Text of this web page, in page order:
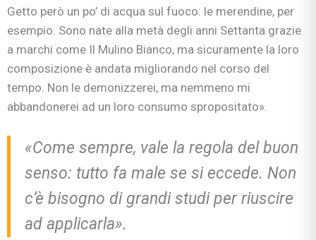
Getto però un po’ di acqua sul fuoco: le merendine, per
esempio. Sono nate alla metà degli anni Settanta grazie
a marchi come Il Mulino Bianco, ma sicuramente la loro
composizione è andata migliorando nel corso del
tempo. Non le demonizzerei, ma nemmeno mi
abbandonerei ad un loro consumo spropositato»
«Come sempre, vale la regola del buon
senso: tutto fa male se si eccede. Non
c’è bisogno di grandi studi per riuscire
ad applicarla».